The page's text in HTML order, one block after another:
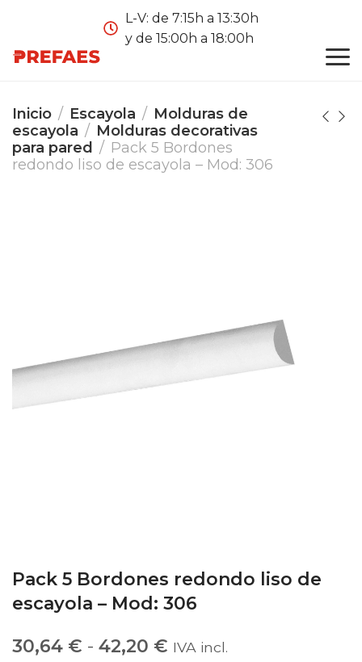
L-V: de 7:15h a 13:30h
y de 15:00h a 18:00h
Inicio Escayola
Molduras de
escayola
Molduras decorativas
para pared
Pack 5 Bordones
redondo liso de escayola – Mod: 306
Pack 5 Bordones redondo liso de
escayola – Mod: 306
30,64 € - 42,20 € IVA incl.